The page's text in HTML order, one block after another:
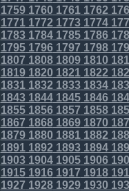
1759176017611762
17711772 17731774
1783178417851786
179517961797 1798
1807 180818091810
1819182018211822
18311832 18331834
1843184418451846
185518561857 1858
1867 186818691870
1879188018811882
18911892 18931894
1903190419051906
191519161917 1918
1927 192819291930